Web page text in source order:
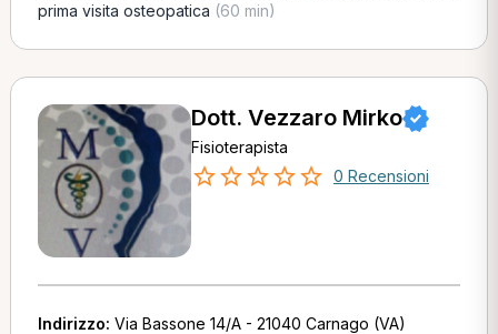
prima visita osteopatica (60 min)
Dott. Vezzaro Mirko
Fisioterapista
0 Recensioni
Indirizzo: Via Bassone 14/A - 21040 Carnago (VA)